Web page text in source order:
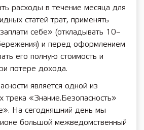
расходы в течение месяца для
статей трат, применять
себе» (откладывать 10–
и перед оформлением
его полную стоимость и
потере дохода.
является одной из
трека «Знание.Безопасность»
На сегодняшний день мы
большой межведомственный